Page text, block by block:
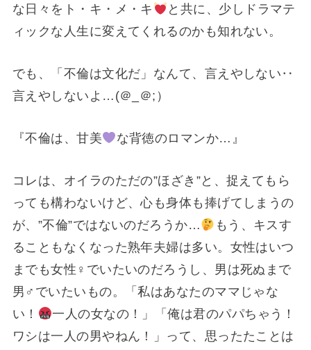
な日々をト・キ・メ・キ
と共に、少しドラマテ
ィックな人生に変えてくれるのかも知れない。
でも、「不倫は文化だ」なんて、言えやしない‥
言えやしないよ…(＠_＠;）
『不倫は、甘美 な背徳のロマンか…』
コレは、オイラのただの”ほざき”と、捉えてもら
っても構わないけど、心も身体も捧げてしまうの
が、”不倫”ではないのだろうか…
もう、キスす
ることもなくなった熟年夫婦は多い。女性はいつ
までも女性♀でいたいのだろうし、男は死ぬまで
男♂でいたいもの。「私はあなたのママじゃな
い！
一人の女なの！」「俺は君のパパちゃう！
ワシは一人の男やねん！」って、思ったたことは